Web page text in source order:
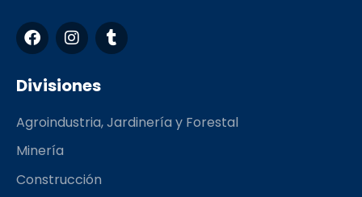
F
a
c
e
b
o
k
I
n
s
t
a
r
T
u
m
Divisiones
Agroindustria, Jardinería y Forestal
Minería
Construcción